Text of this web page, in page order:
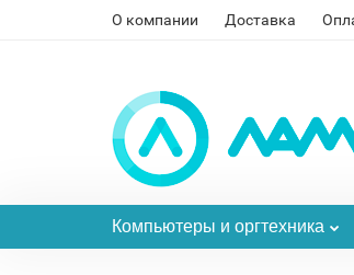
О компании Доставка
Компьютеры и оргтехника